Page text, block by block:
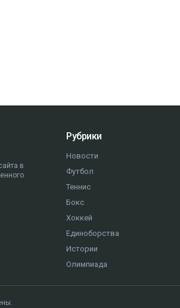
в
Рубрики
Новости
Футбол
Теннис
Бокс
Хоккей
Единоборства
Истории
Олимпиада